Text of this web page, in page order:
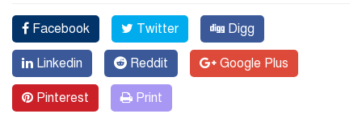
Facebook Twitter Digg
Linkedin Reddit Google Plus
Pinterest Print